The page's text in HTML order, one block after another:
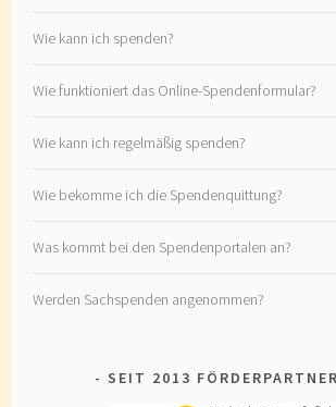
Wie kann ich spenden?
Wie funktioniert das Online-Spendenformular?
Wie kann ich regelmäßig spenden?
Wie bekomme ich die Spendenquittung?
Was kommt bei den Spendenportalen an?
Werden Sachspenden angenommen?
SEIT 2013